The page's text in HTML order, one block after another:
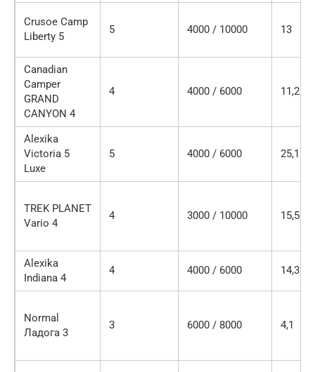
Crusoe Camp
Liberty 5
5 4000 / 10000 13
Canadian
Camper
GRAND
CANYON 4
4 4000 / 6000 11,2
Alexika
Victoria 5
Luxe
5 4000 / 6000 25,1
TREK PLANET
Vario 4
4 3000 / 10000 15,5
Alexika
Indiana 4
4 4000 / 6000 14,3
Normal
Ладога 3
3 6000 / 8000 4,1